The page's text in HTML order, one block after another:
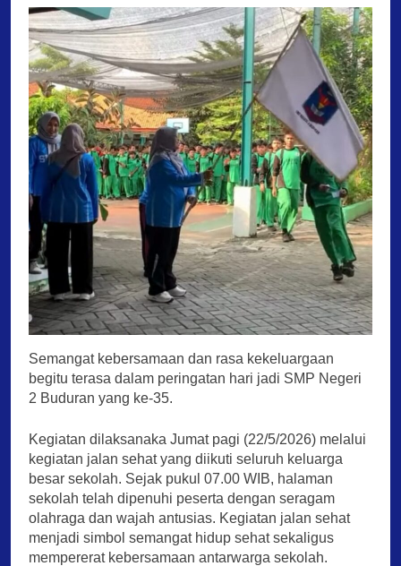
Semangat kebersamaan dan rasa kekeluargaan
begitu terasa dalam peringatan hari jadi SMP Negeri
2 Buduran yang ke-35.
Kegiatan dilaksanaka Jumat pagi (22/5/2026) melalui
kegiatan jalan sehat yang diikuti seluruh keluarga
besar sekolah. Sejak pukul 07.00 WIB, halaman
sekolah telah dipenuhi peserta dengan seragam
olahraga dan wajah antusias. Kegiatan jalan sehat
menjadi simbol semangat hidup sehat sekaligus
mempererat kebersamaan antarwarga sekolah.